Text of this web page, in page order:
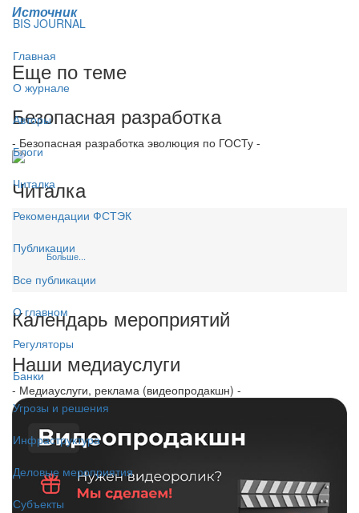
BIS JOURNAL
Главная
О журнале
Авторы
Блоги
Читалка
Рекомендации ФСТЭК
Публикации
Все публикации
О главном
Регуляторы
Банки
Угрозы и решения
Инфраструктура
Деловые мероприятия
Субъекты
Источник
Еще по теме
Безопасная разработка
- Безопасная разработка эволюция по ГОСТу -
Читалка
Больше...
Календарь мероприятий
Наши медиауслуги
- Медиауслуги, реклама (видеопродакшн) -